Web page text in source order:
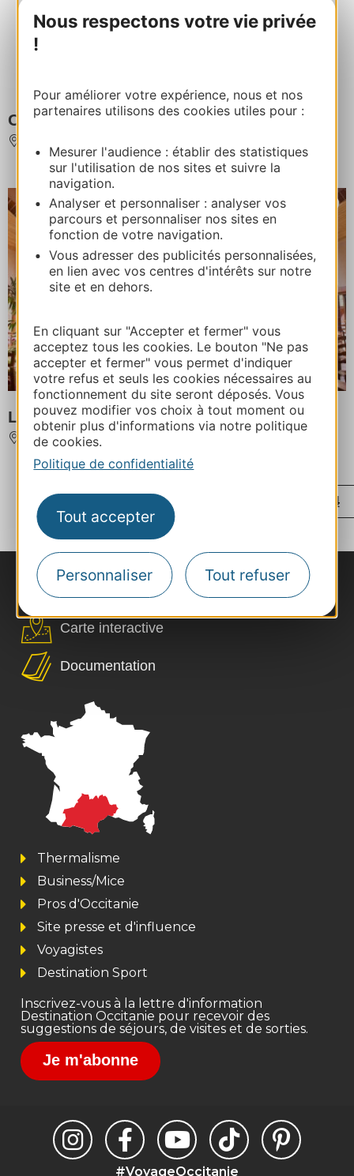
Nous respectons votre vie privée
!
Pour améliorer votre expérience, nous et nos
partenaires utilisons des cookies utiles pour :
Mesurer l'audience : établir des statistiques
sur l'utilisation de nos sites et suivre la
navigation.
Analyser et personnaliser : analyser vos
parcours et personnaliser nos sites en
fonction de votre navigation.
Vous adresser des publicités personnalisées,
en lien avec vos centres d'intérêts sur notre
site et en dehors.
En cliquant sur "Accepter et fermer" vous
acceptez tous les cookies. Le bouton "Ne pas
accepter et fermer" vous permet d'indiquer
votre refus et seuls les cookies nécessaires au
fonctionnement du site seront déposés. Vous
pouvez modifier vos choix à tout moment ou
obtenir plus d'informations via notre politique
de cookies.
Politique de confidentialité
Tout accepter
Personnaliser Tout refuser
CHEZ NAVARRE
L'ESCARBILLE
MONTGISCARD
‹ ... ... 54
... 81
Carte interactive
Documentation
Thermalisme
Business/Mice
Pros d'Occitanie
Site presse et d'influence
Voyagistes
Destination Sport
Inscrivez-vous à la lettre d'information
Destination Occitanie pour recevoir des
suggestions de séjours, de visites et de sorties.
Je m'abonne
#VoyageOccitanie